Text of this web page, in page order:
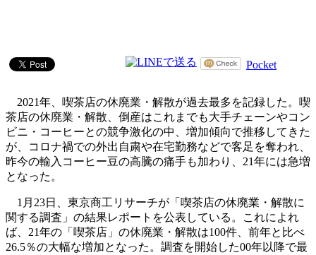
Pocket
2021年、喫茶店の休廃業・解散が過去最多を記録した。喫
茶店の休廃業・解散、倒産はこれまでも大手チェーンやコン
ビニ・コーヒーとの競争激化の中、増加傾向で推移してきた
が、コロナ禍での外出自粛や在宅勤務などで客足を奪われ、
昨今の輸入コーヒー豆の高騰の痛手も加わり、21年には急増
となった。
1月23日、東京商工リサーチが「喫茶店の休廃業・解散に
関する調査」の結果レポートを公表している。これによれ
ば、21年の「喫茶店」の休廃業・解散は100件、前年と比べ
26.5％の大幅な増加となった。調査を開始した00年以降で最